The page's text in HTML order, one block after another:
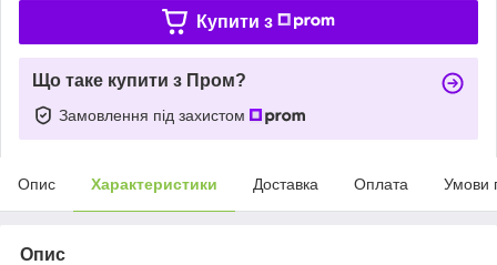
Купити з
Що таке купити з Пром?
Замовлення під захистом
Опис Характеристики Доставка Оплата Умови
Опис